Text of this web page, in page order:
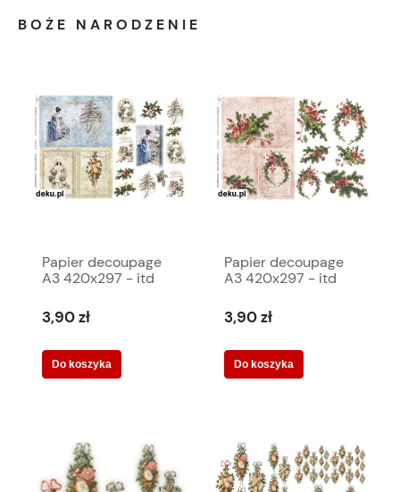
BOŻE NARODZENIE
Papier decoupage
A3 420x297 - itd
3,90 zł
Do koszyka
Papier decoupage
A3 420x297 - itd
3,90 zł
Do koszyka